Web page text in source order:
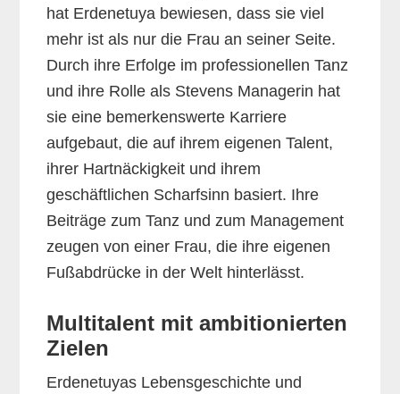
hat Erdenetuya bewiesen, dass sie viel
mehr ist als nur die Frau an seiner Seite.
Durch ihre Erfolge im professionellen Tanz
und ihre Rolle als Stevens Managerin hat
sie eine bemerkenswerte Karriere
aufgebaut, die auf ihrem eigenen Talent,
ihrer Hartnäckigkeit und ihrem
geschäftlichen Scharfsinn basiert. Ihre
Beiträge zum Tanz und zum Management
zeugen von einer Frau, die ihre eigenen
Fußabdrücke in der Welt hinterlässt.
Multitalent mit ambitionierten
Zielen
Erdenetuyas Lebensgeschichte und